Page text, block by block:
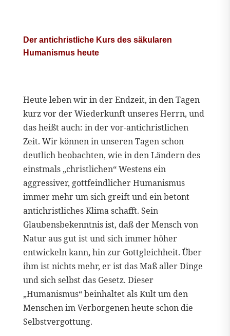
Der antichristliche Kurs des säkularen
Humanismus heute
Heute leben wir in der Endzeit, in den Tagen
kurz vor der Wiederkunft unseres Herrn, und
das heißt auch: in der vor-antichristlichen
Zeit. Wir können in unseren Tagen schon
deutlich beobachten, wie in den Ländern des
einstmals „christlichen“ Westens ein
aggressiver, gottfeindlicher Humanismus
immer mehr um sich greift und ein betont
antichristliches Klima schafft. Sein
Glaubensbekenntnis ist, daß der Mensch von
Natur aus gut ist und sich immer höher
entwickeln kann, hin zur Gottgleichheit. Über
ihm ist nichts mehr, er ist das Maß aller Dinge
und sich selbst das Gesetz. Dieser
„Humanismus“ beinhaltet als Kult um den
Menschen im Verborgenen heute schon die
Selbstvergottung.